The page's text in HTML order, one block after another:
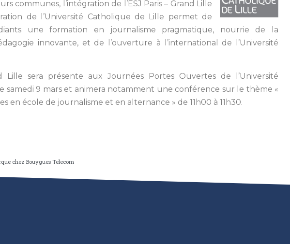
communes, l’intégration de l’ESJ Paris – Grand Lille
de l’Université Catholique de Lille permet de
une formation en journalisme pragmatique, nourrie de la
innovante, et de l’ouverture à l’international de l’Université
Lille sera présente aux Journées Portes Ouvertes de l’Université
samedi 9 mars et animera notamment une conférence sur le thème «
en école de journalisme et en alternance » de 11h00 à 11h30.
chez Bouygues Telecom